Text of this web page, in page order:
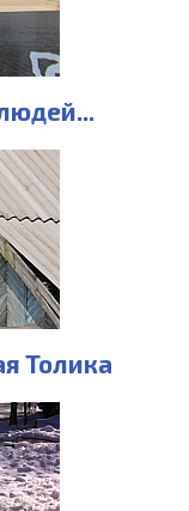
Толика